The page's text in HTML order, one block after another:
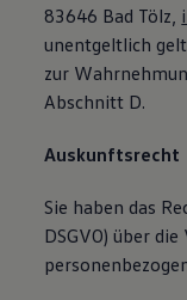
83646 Bad Tölz,
unentgeltlich
zur
Abschnitt D.
Auskunftsrecht
Sie haben das
DSGVO) über